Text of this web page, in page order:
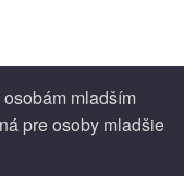
mladším
pre osoby mladšie